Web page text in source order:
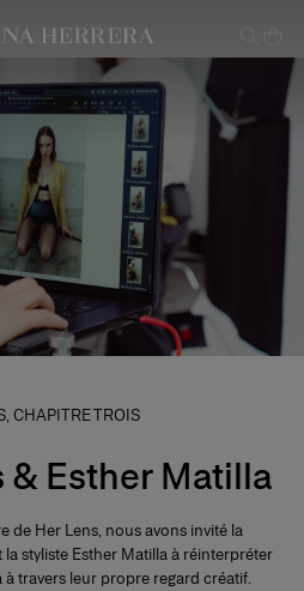
(lien)
CHAPITRE TROIS
& Esther Matilla
de Her Lens, nous avons invité la
styliste Esther Matilla à réinterpréter
à travers leur propre regard créatif.